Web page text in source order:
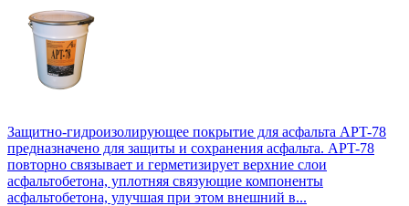
Защитно-гидроизолирующее покрытие для асфальта APT-78
предназначено для защиты и сохранения асфальта. APT-78
повторно связывает и герметизирует верхние слои
асфальтобетона, уплотняя связующие компоненты
асфальтобетона, улучшая при этом внешний в...